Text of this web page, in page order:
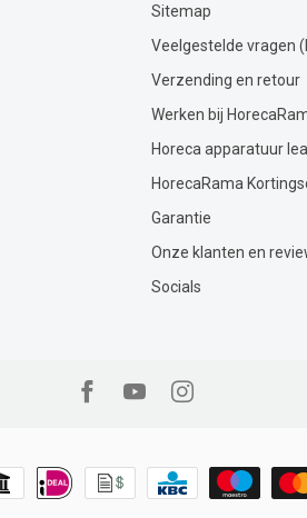
Sitemap
Veelgestelde vragen
Verzending en retour
Werken bij
Horeca apparatuur
HorecaRama
Garantie
Onze klanten en
Socials